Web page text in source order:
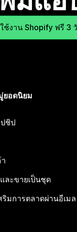
ช้งาน Shopify ฟรี 3
ยอดนิยม
ชิป
ละขายเป็นชุด
ริมการตลาดผ่านอีเมล